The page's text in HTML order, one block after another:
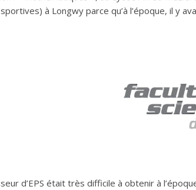
à Longwy parce qu’à l’époque, il y
d’EPS était très difficile à obtenir à